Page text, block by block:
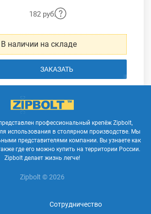
182 руб.
В наличии на складе
ЗАКАЗАТЬ
профессиональный крепёж Zipbolt,
использования в столярном производстве. Мы
представителями компании. Вы узнаете как
где его можно купить на территории России.
Zipbolt делает жизнь легче!
Zipbolt © 2026
Сотрудничество